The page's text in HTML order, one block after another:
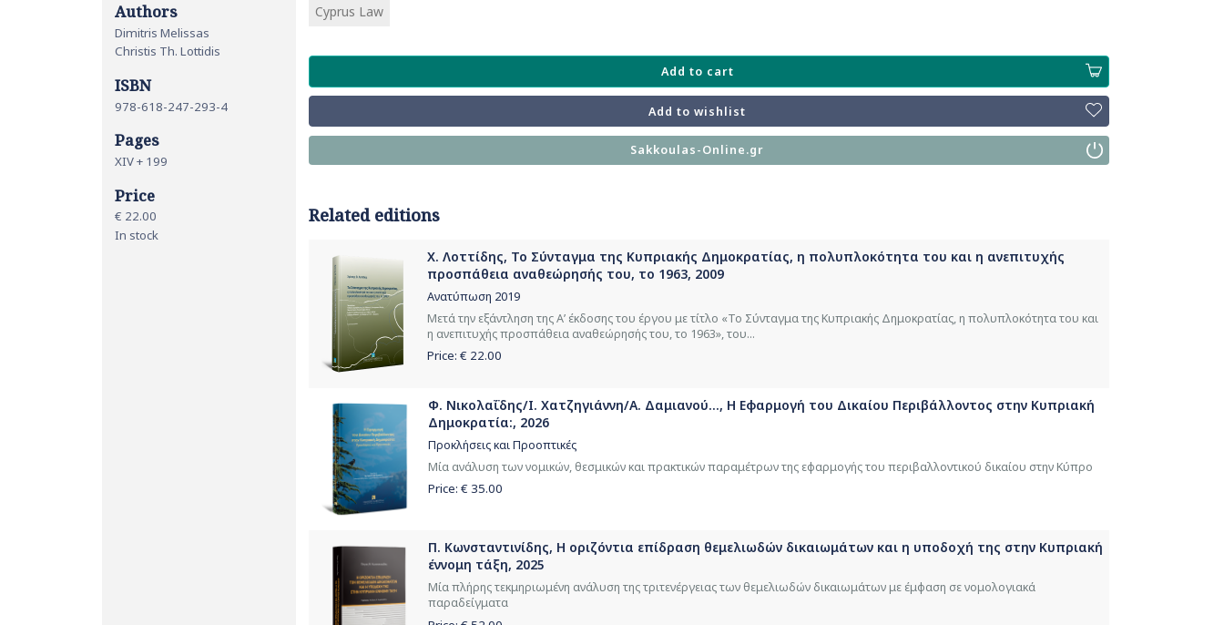
Authors
Dimitris Melissas
Christis Th. Lottidis
ISBN
978-618-247-293-4
Pages
XIV + 199
Price
€ 22.00
In stock
Cyprus Law
Add to cart
Add to wishlist
Sakkoulas-Online.gr
Related editions
Χ. Λοττίδης, Το Σύνταγμα της Κυπριακής Δημοκρατίας, η πολυπλοκότητα του και η ανεπιτυχής
προσπάθεια αναθεώρησής του, τo 1963, 2009
Ανατύπωση 2019
Μετά την εξάντληση της Α’ έκδοσης του έργου με τίτλο «Το Σύνταγμα της Κυπριακής Δημοκρατίας, η πολυπλοκότητα του και
η ανεπιτυχής προσπάθεια αναθεώρησής του, τo 1963», του...
Price: € 22.00
Φ. Νικολαΐδης/Ι. Χατζηγιάννη/Α. Δαμιανού..., Η Εφαρμογή του Δικαίου Περιβάλλοντος στην Κυπριακή
Δημοκρατία:, 2026
Προκλήσεις και Προοπτικές
Μία ανάλυση των νομικών, θεσμικών και πρακτικών παραμέτρων της εφαρμογής του περιβαλλοντικού δικαίου στην Κύπρο
Price: € 35.00
Π. Κωνσταντινίδης, Η οριζόντια επίδραση θεμελιωδών δικαιωμάτων και η υποδοχή της στην Kυπριακή
έννομη τάξη, 2025
Μία πλήρης τεκμηριωμένη ανάλυση της τριτενέργειας των θεμελιωδών δικαιωμάτων με έμφαση σε νομολογιακά
παραδείγματα